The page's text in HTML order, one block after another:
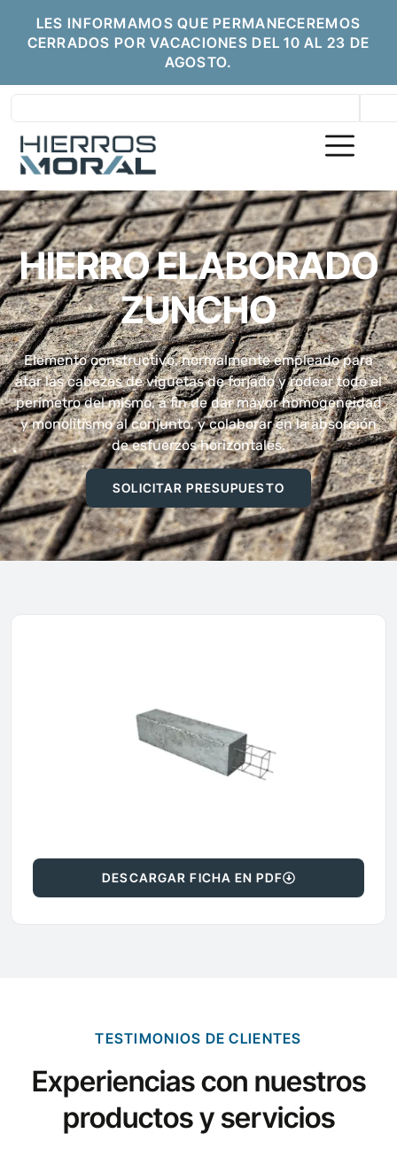
LES INFORMAMOS QUE PERMANECEREMOS
CERRADOS POR VACACIONES DEL 10 AL 23 DE
AGOSTO.
HIERRO ELABORADO
ZUNCHO
Elemento constructivo, normalmente empleado para
atar las cabezas de viguetas de forjado y rodear todo el
perímetro del mismo, a fin de dar mayor homogeneidad
y monolitismo al conjunto, y colaborar en la absorción
de esfuerzos horizontales.
SOLICITAR PRESUPUESTO
DESCARGAR FICHA EN PDF
TESTIMONIOS DE CLIENTES
Experiencias con nuestros
productos y servicios